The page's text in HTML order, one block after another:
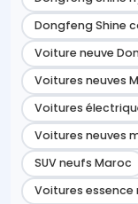
Dongfeng Shine
Voiture neuve
Voitures neuves
Voitures
Voitures neuves
SUV neufs Maroc
Voitures essence